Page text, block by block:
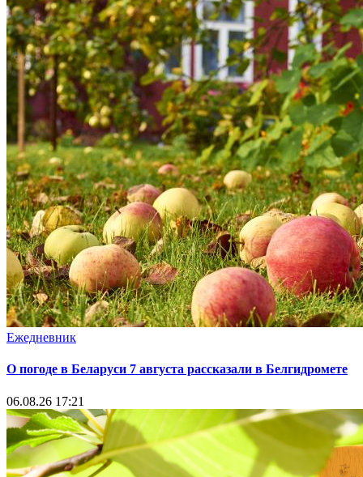
Ежедневник
О погоде в Беларуси 7 августа рассказали в Белгидромете
06.08.26 17:21